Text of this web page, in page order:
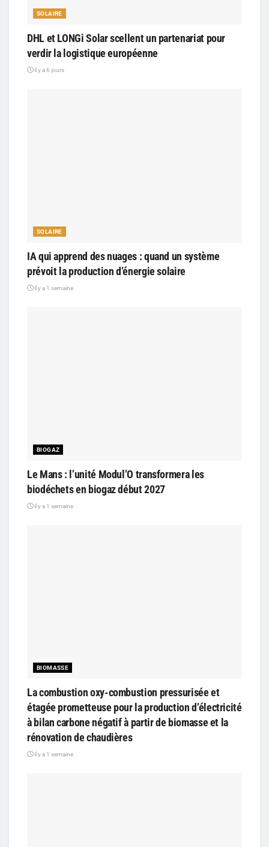
SOLAIRE
DHL et LONGi Solar scellent un partenariat pour
verdir la logistique européenne
il y a 6 jours
SOLAIRE
IA qui apprend des nuages : quand un système
prévoit la production d’énergie solaire
il y a 1 semaine
BIOGAZ
Le Mans : l’unité Modul’O transformera les
biodéchets en biogaz début 2027
il y a 1 semaine
BIOMASSE
La combustion oxy-combustion pressurisée et
étagée prometteuse pour la production d’électricité
à bilan carbone négatif à partir de biomasse et la
rénovation de chaudières
il y a 1 semaine